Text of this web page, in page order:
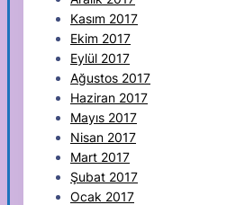
Kasım 2017
Ekim 2017
Eylül 2017
Ağustos 2017
Haziran 2017
Mayıs 2017
Nisan 2017
Mart 2017
Şubat 2017
Ocak 2017